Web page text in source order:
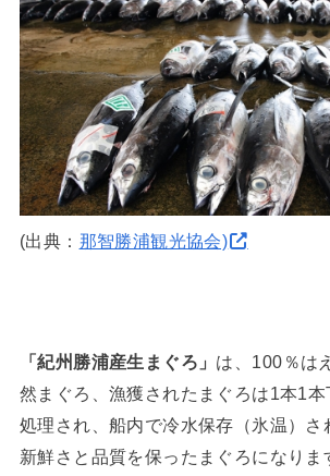
(出典： 那智勝浦観光協会)
「紀州勝浦産生まぐろ」 は、100％は
然まぐろ、漁獲されたまぐろは1本1
処理され、船内で冷水保存（氷温）さ
新鮮さと品質を保ったまぐろになりま